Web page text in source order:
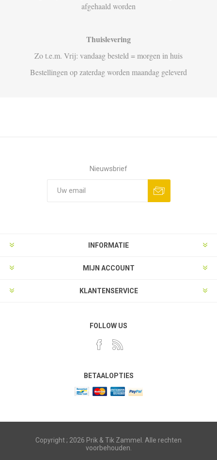
afgehaald worden
Thuislevering
Zo t.e.m. Vrij: vandaag besteld = morgen in huis
Bestellingen op zaterdag worden maandag geleverd
Nieuwsbrief
INFORMATIE
MIJN ACCOUNT
KLANTENSERVICE
FOLLOW US
BETAALOPTIES
Copyright ; 2026 Prik & Tik Zammel. Alle rechten
voorbehouden.